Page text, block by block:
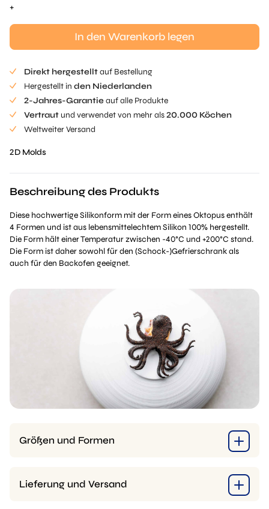
Tuille
+
In den Warenkorb legen
Direkt hergestelltauf Bestellung
Hergestellt in den Niederlanden
2-Jahres-Garantieauf alle Produkte
Vertraut und verwendet von mehr als20.000 Köchen
Weltweiter Versand
2D Molds
Beschreibung des Produkts
Diese hochwertige Silikonform mit der Form eines Oktopus enthält
4 Formen und ist aus lebensmittelechtem Silikon 100% hergestellt.
Die Form hält einer Temperatur zwischen -40°C und +200°C stand.
Die Form ist daher sowohl für den (Schock-)Gefrierschrank als
auch für den Backofen geeignet.
Größen und Formen
Lieferung und Versand